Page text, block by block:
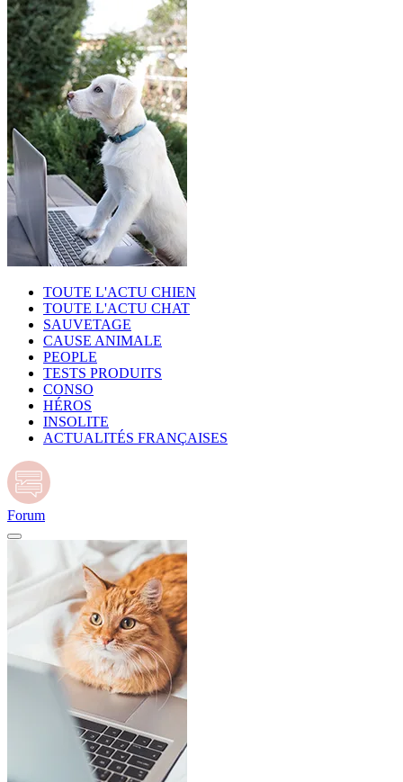
TOUTE L'ACTU CHIEN
TOUTE L'ACTU CHAT
SAUVETAGE
CAUSE ANIMALE
PEOPLE
TESTS PRODUITS
CONSO
HÉROS
INSOLITE
ACTUALITÉS FRANÇAISES
Forum